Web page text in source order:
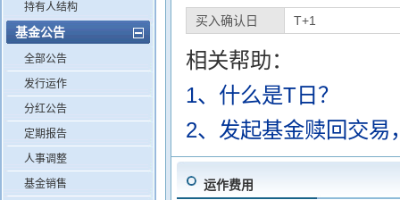
持有人结构
基金公告
全部公告
发行运作
分红公告
定期报告
人事调整
基金销售
买入确认日 T+1
相关帮助：
1、什么是T日？
2、发起基金赎回交易
运作费用